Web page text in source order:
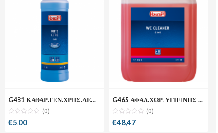
G481 ΚΑΘΑΡ.ΓΕΝ.ΧΡΗΣ.ΛΕΜΟΝΙ 1L
(0)
€5,00
G465 ΑΦΑΛ.ΧΩΡ. ΥΓΙΕΙΝΗΣ 10LT
(0)
€48,47